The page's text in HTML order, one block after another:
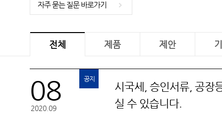
자주 묻는 질문 바로가기
전체 제품 제안
08
2020.09
공지
시국세, 승인서류, 공장
실 수 있습니다.